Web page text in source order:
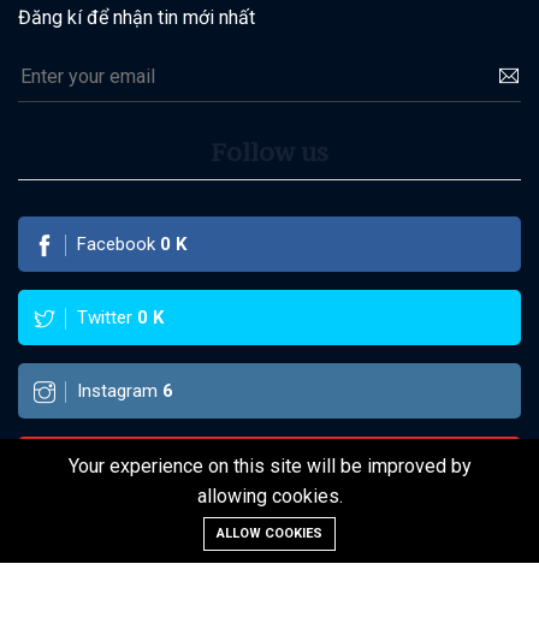
Đăng kí để nhận tin mới nhất
Facebook 0 K
Twitter 0 K
Instagram 6
Pinterest
Your experience on this site will be improved by
allowing cookies.
ALLOW COOKIES